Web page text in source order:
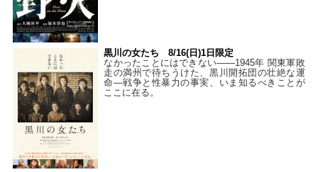
黒川の女たち 8/16(日)1日限定
なかったことにはできない——1945年 関東軍敗
走の満州で待ちうけた、黒川開拓団の壮絶な運
命―戦争と性暴力の事実、いま知るべきことが
ここに在る。